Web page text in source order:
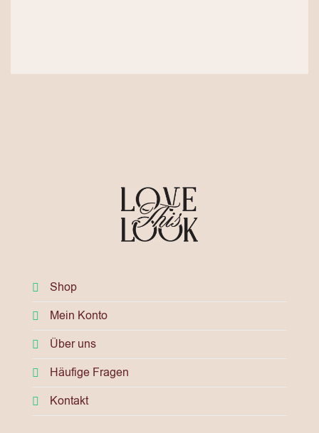
Shop
Mein Konto
Über uns
Häufige Fragen
Kontakt